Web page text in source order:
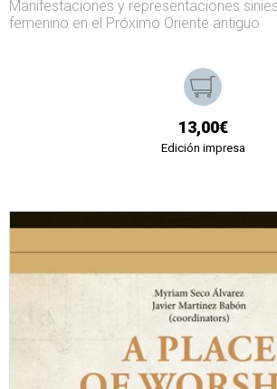
Manifestaciones y representaciones
femenino en el Próximo Oriente antiguo
13,00€
Edición impresa